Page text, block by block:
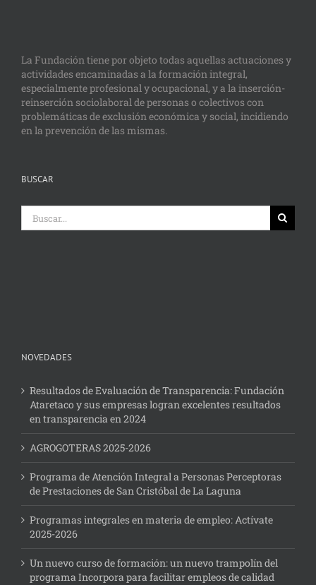
La Fundación tiene por objeto todas aquellas actuaciones y
actividades encaminadas a la formación integral,
especialmente profesional y ocupacional, y a la inserción-
reinserción sociolaboral de personas o colectivos con
problemáticas de exclusión económica y social, incidiendo
en la prevención de las mismas.
BUSCAR
NOVEDADES
Resultados de Evaluación de Transparencia: Fundación
Ataretaco y sus empresas logran excelentes resultados
en transparencia en 2024
AGROGOTERAS 2025-2026
Programa de Atención Integral a Personas Perceptoras
de Prestaciones de San Cristóbal de La Laguna
Programas integrales en materia de empleo: Actívate
2025-2026
Un nuevo curso de formación: un nuevo trampolín del
programa Incorpora para facilitar empleos de calidad